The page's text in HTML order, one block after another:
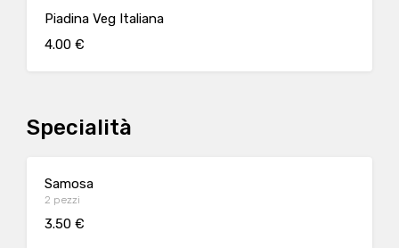
Piadina Veg Italiana
4.00 €
Specialità
Samosa
2 pezzi
3.50 €